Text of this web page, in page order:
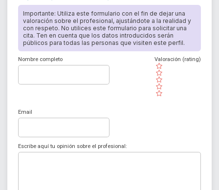
Importante: Utiliza este formulario con el fin de dejar una
valoración sobre el profesional, ajustándote a la realidad y
con respeto. No utilices este formulario para solicitar una
cita. Ten en cuenta que los datos introducidos serán
públicos para todas las personas que visiten este perfil.
Nombre completo
( )
( )
( )
( )
( )
Valoración (rating)
Email
Escribe aquí tu opinión sobre el profesional: